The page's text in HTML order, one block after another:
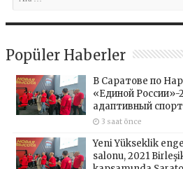
Popüler Haberler
В Саратове по
«Единой России»-
адаптивный
3 saat önce
Yeni Yükseklik
salonu, 2021